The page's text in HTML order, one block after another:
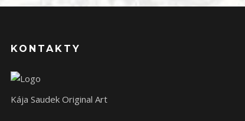
KONTAKTY
Kája Saudek Original Art